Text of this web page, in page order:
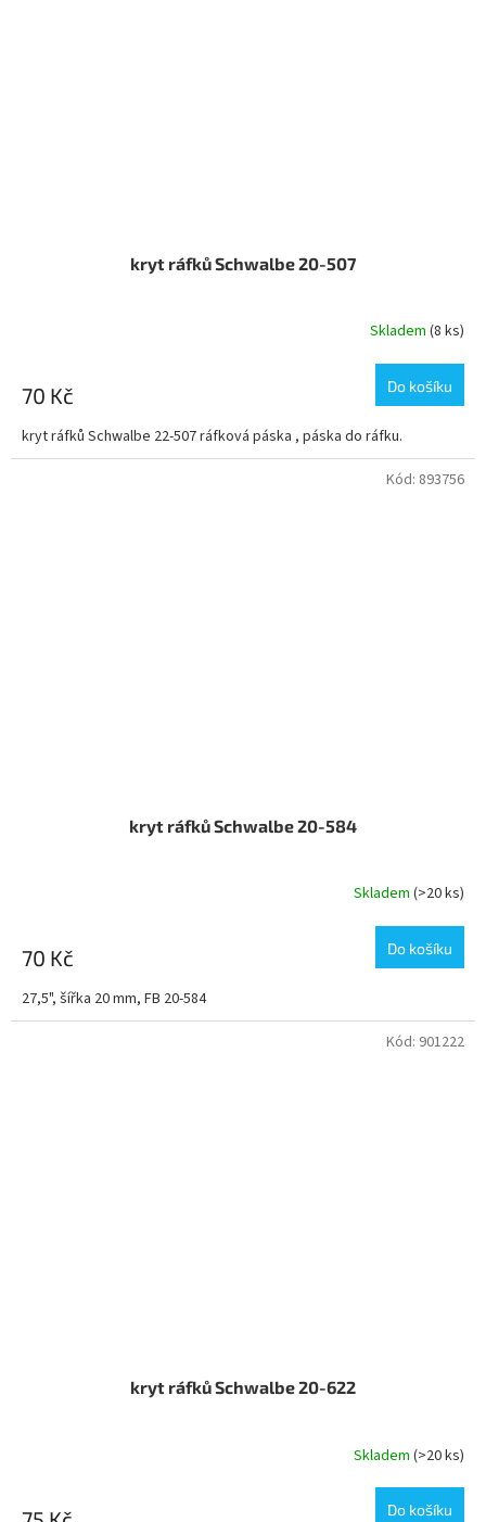
kryt ráfků Schwalbe 20-507
Skladem (8 ks)
70 Kč Do košíku
kryt ráfků Schwalbe 22-507 ráfková páska , páska do ráfku.
kryt ráfků Schwalbe 20-584
Skladem (>20 ks)
70 Kč Do košíku
27,5", šířka 20 mm, FB 20-584
Kód: 893756
kryt ráfků Schwalbe 20-622
Skladem (>20 ks)
Do košíku
Kód: 901222